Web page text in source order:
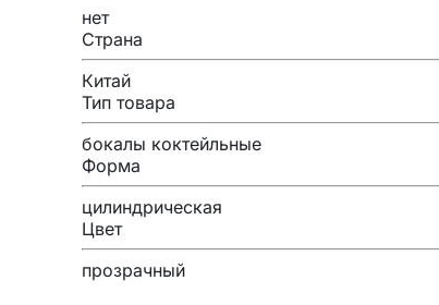
нет
Страна
Китай
Тип товара
бокалы коктейльные
Форма
цилиндрическая
Цвет
прозрачный